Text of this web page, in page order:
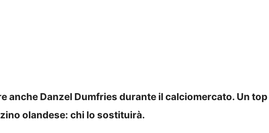
anche Danzel Dumfries durante il calciomercato. Un top
olandese: chi lo sostituirà.